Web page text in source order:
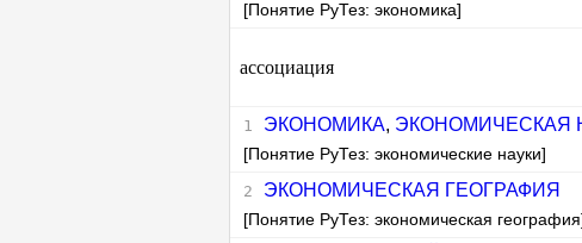
[Понятие РуТез: экономика]
ассоциация
ЭКОНОМИКА, ЭКОНОМИЧЕСКАЯ
[Понятие РуТез: экономические науки]
ЭКОНОМИЧЕСКАЯ ГЕОГРАФИЯ
[Понятие РуТез: экономическая